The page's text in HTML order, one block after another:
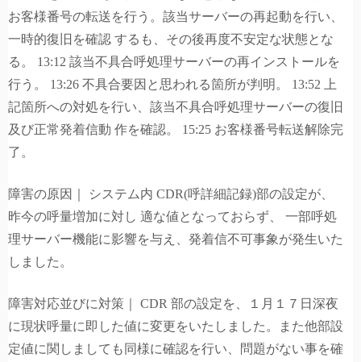
お客様番号の転送を行う。該当サーバーの再起動を行い、
一時的復旧を確認 するも、その後再度不安定な状態とな
る。 13:12 該当不具合呼処理サーバーの再インストールを
行う。 13:26 不具合要因と思われる箇所が判明。 13:52 上
記箇所への対処を行い、該当不具合呼処理サーバーの復旧
及び正常発着信動 作を確認。 15:25 お客様番号転送解除完
了。
障害の原因｜ システム内 CDR(呼詳細記録)部の設定が、
昨今の呼量増加に対し 適な値となっておらず、 一部呼処
理サーバー機能に影響を与え、発着信不可事象が発生いた
しました。
障害対応並びに対策｜ CDR 部の設定を、１月１７日深夜
に現状呼量に即した値に変更をいたしました。また他部設
定値に関しましても同様に確認を行い、問題がない事を確